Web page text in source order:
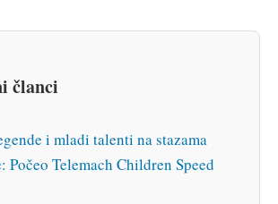
članci
i mladi talenti na stazama
Počeo Telemach Children Speed